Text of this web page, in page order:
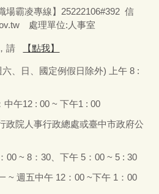
場霸凌專線】25222106#392 信
處理單位:人事室
請 【點我】
六、日、國定例假日除外) 上午8 :
中午12 : 00 ~ 下午1 : 00
政院人事行政總處或臺中市政府公
00 ~ 8： 30、下午5： 00 ~ 5 : 30
~ 週五中午12： 00 ~下午1 ： 00